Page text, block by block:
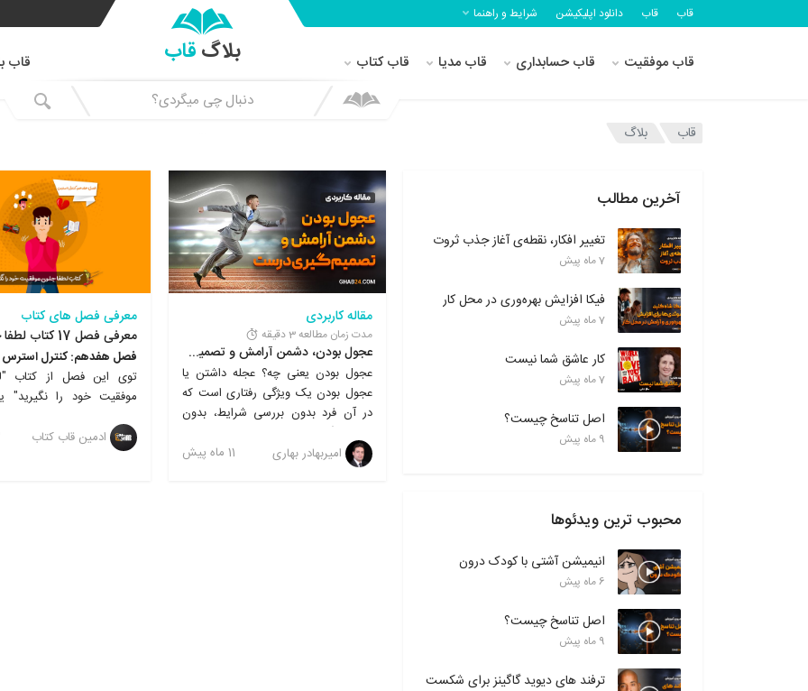
قاب قاب دانلود اپلیکیشن شرایط و راهنما
قاب موفقیت قاب حسابداری قاب مدیا قاب کتاب بلاگقاب قاب
قاب بلاگ
آخرین مطالب
تغییر افکار، نقطه‌ی آغاز جذب ثروت
7 ماه پیش
فیکا افزایش بهره‌وری در محل کار
7 ماه پیش
کار عاشق شما نیست
7 ماه پیش
اصل تناسخ چیست؟
9 ماه پیش
محبوب ترین ویدئوها
انیمیشن آشتی با کودک درون
6 ماه پیش
اصل تناسخ چیست؟
9 ماه پیش
ترفند های دیوید گاگینز برای شکست
مقاله کاربردی
مدت زمان مطالعه 3 دقیقه
عجول بودن، دشمن آرامش و تصمیم‌گیری درست
عجول بودن یعنی چه؟ عجله داشتن یا
عجول بودن یک ویژگی رفتاری است که
در آن فرد بدون بررسی شرایط، بدون
صبر و گاهی بدون فکر کافی، تصمیم
می‌گیرد یا عملی را انجام می‌دهد.
بسیاری از ما گاهی در موقعیت‌های
امیربهادر بهاری 11 ماه پیش
معرفی فصل های کتاب
فصل هفدهم: کنترل استرس
توی این فصل از کتاب
موفقیت خود را نگیرید"
فشار روانی ناشی از
آسیب نبینید و با
ادمین قاب کتاب